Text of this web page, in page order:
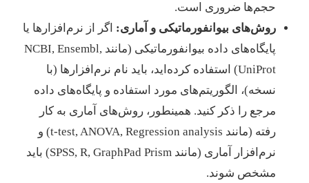
حجم‌ها ضروری است.
روش‌های بیوانفورماتیکی و آماری:اگر از نرم‌افزارها یا
پایگاه‌های داده بیوانفورماتیکی (مانند NCBI, Ensembl,
UniProt) استفاده کرده‌اید، باید نام نرم‌افزارها (با
نسخه)، الگوریتم‌های مورد استفاده و پایگاه‌های داده
مرجع را ذکر کنید. همینطور، روش‌های آماری به کار
رفته (مانند t-test, ANOVA, Regression analysis) و
نرم‌افزار آماری (مانند SPSS, R, GraphPad Prism) باید
مشخص شوند.